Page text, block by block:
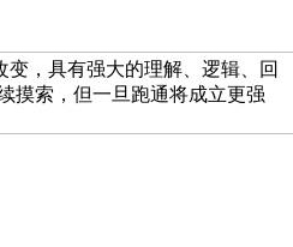
变，具有强大的理解、逻辑、回
摸索，但一旦跑通将成立更强